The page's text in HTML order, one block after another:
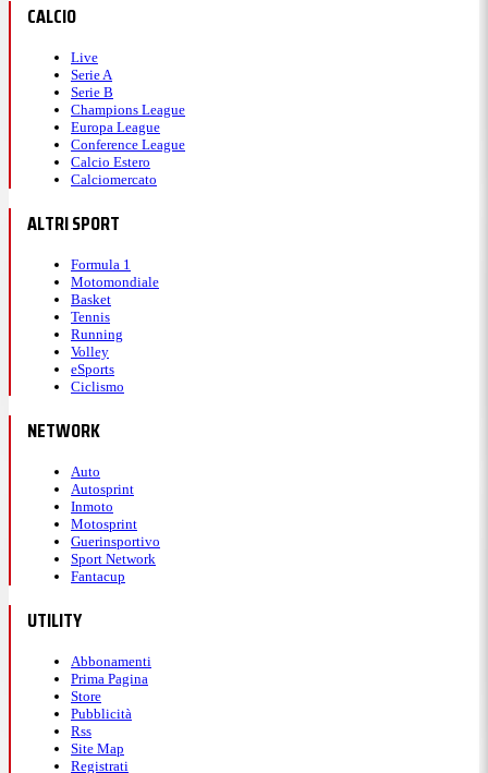
CALCIO
Live
Serie A
Serie B
Champions League
Europa League
Conference League
Calcio Estero
Calciomercato
ALTRI SPORT
Formula 1
Motomondiale
Basket
Tennis
Running
Volley
eSports
Ciclismo
NETWORK
Auto
Autosprint
Inmoto
Motosprint
Guerinsportivo
Sport Network
Fantacup
UTILITY
Abbonamenti
Prima Pagina
Store
Pubblicità
Rss
Site Map
Registrati